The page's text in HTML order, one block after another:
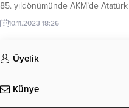
85. yıldönümünde AKM’de Atatürk
konulu 2 resim sergisini
sanatseverlerle buluşturdu. Başkan
Atatürk’ün bilim ve sanata çok
önem verdiğini belirterek, “Kdz.
dedi.
10.11.2023 18:26
Üyelik
Künye